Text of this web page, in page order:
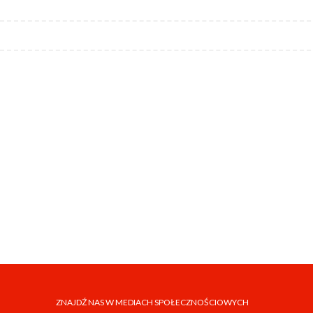
ZNAJDŹ NAS W MEDIACH SPOŁECZNOŚCIOWYCH